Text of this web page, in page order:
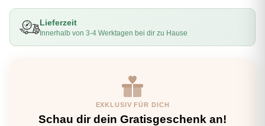
Lieferzeit
Innerhalb von 3-4 Werktagen bei dir zu Hause
EXKLUSIV FÜR DICH
Schau dir dein Gratisgeschenk an!